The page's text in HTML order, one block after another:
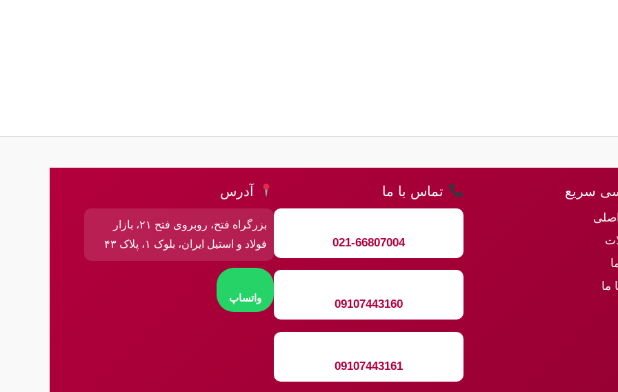
سریع
ما
تماس با ما
021-66807004
09107443160
09107443161
آدرس
بزرگراه فتح، روبروی فتح ۲۱، بازار
فولاد و استیل ایران، بلوک ۱، پلاک ۴۳
واتساپ